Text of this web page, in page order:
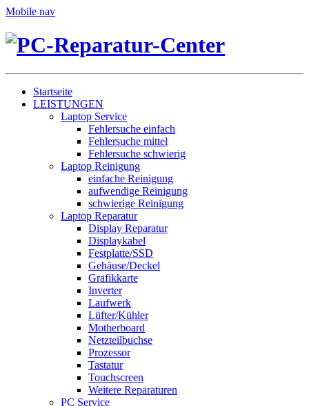
Mobile nav
Startseite
LEISTUNGEN
Laptop Service
Fehlersuche einfach
Fehlersuche mittel
Fehlersuche schwierig
Laptop Reinigung
einfache Reinigung
aufwendige Reinigung
schwierige Reinigung
Laptop Reparatur
Display Reparatur
Displaykabel
Festplatte/SSD
Gehäuse/Deckel
Grafikkarte
Inverter
Laufwerk
Lüfter/Kühler
Motherboard
Netzteilbuchse
Prozessor
Tastatur
Touchscreen
Weitere Reparaturen
PC Service